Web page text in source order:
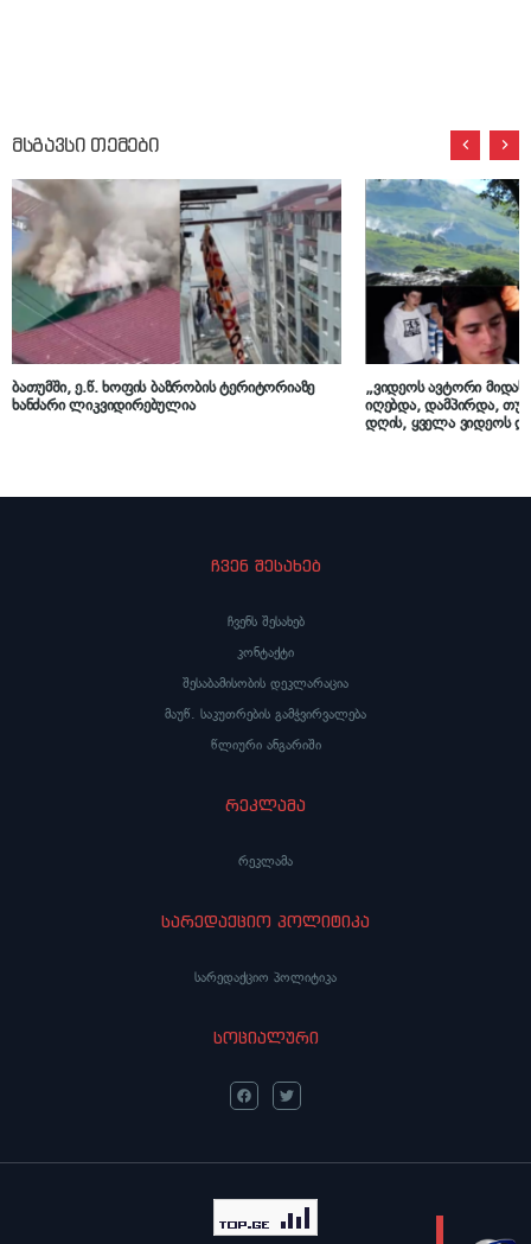
მსგავსი თემები
ბათუმში, ე.წ. ხოფის ბაზრობის ტერიტორიაზე
ხანძარი ლიკვიდირებულია
„ვიდეოს ავტორი
იღებდა, დამპირდა, თუ
დღის, ყველა ვიდეოს
ჩვენ შესახებ
ჩვენს შესახებ
კონტაქტი
შესაბამისობის დეკლარაცია
მაუწ. საკუთრების გამჭვირვალება
წლიური ანგარიში
რეკლამა
რეკლამა
სარედაქციო პოლიტიკა
სარედაქციო პოლიტიკა
სოციალური